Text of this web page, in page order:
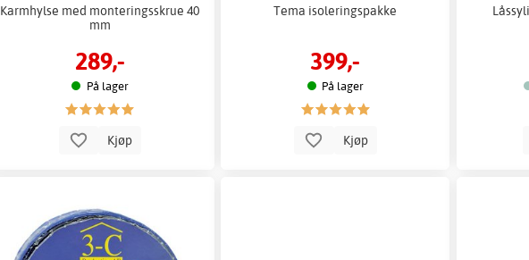
Karmhylse med monteringsskrue 40
mm
289,-
På lager
Kjøp
Tema isoleringspakke
399,-
På lager
Kjøp